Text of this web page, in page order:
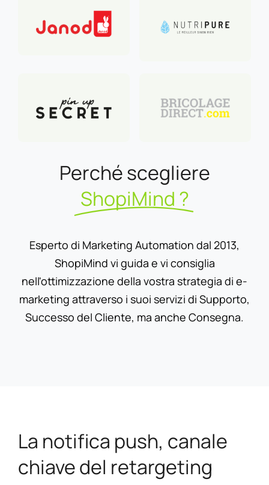
Perché scegliere
ShopiMind ?
Esperto di Marketing Automation dal 2013,
ShopiMind vi guida e vi consiglia
nell'ottimizzazione della vostra strategia di e-
marketing attraverso i suoi servizi di Supporto,
Successo del Cliente, ma anche Consegna.
La notifica push, canale
chiave del retargeting